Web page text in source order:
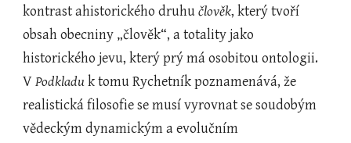
kontrast ahistorického druhu člověk, který tvoří
obsah obecniny „člověk“, a totality jako
historického jevu, který prý má osobitou ontologii.
V Podkladu k tomu Rychetník poznamenává, že
realistická filosofie se musí vyrovnat se soudobým
vědeckým dynamickým a evolučním